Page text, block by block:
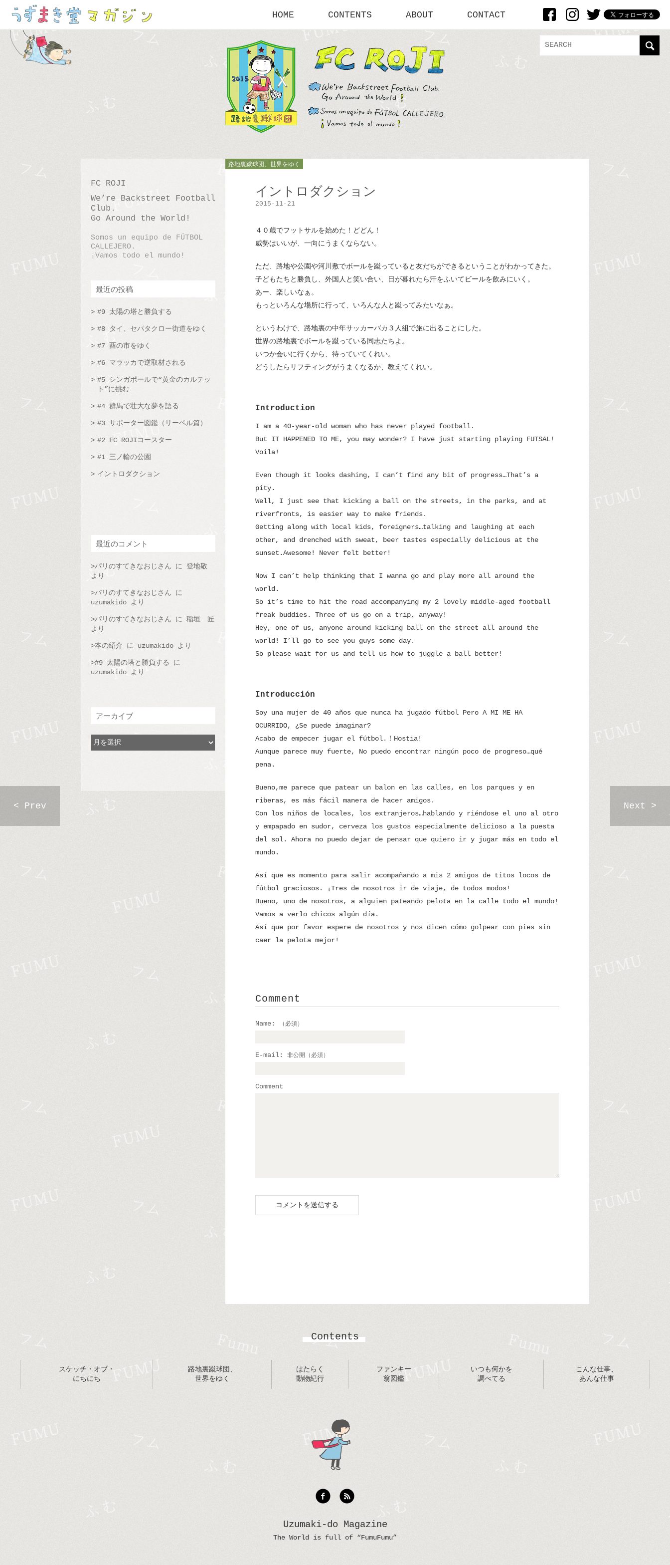
HOME CONTENTS ABOUT CONTACT
路地裏蹴球団、世界をゆく
イントロダクション
2015-11-21
４０歳でフットサルを始めた！どどん！
威勢はいいが、一向にうまくならない。
ただ、路地や公園や河川敷でボールを蹴っていると友だちができるということがわかってきた。
子どもたちと勝負し、外国人と笑い合い、日が暮れたら汗をふいてビールを飲みにいく。
あー、楽しいなぁ。
もっといろんな場所に行って、いろんな人と蹴ってみたいなぁ。
というわけで、路地裏の中年サッカーバカ３人組で旅に出ることにした。
世界の路地裏でボールを蹴っている同志たちよ。
いつか会いに行くから、待っていてくれい。
どうしたらリフティングがうまくなるか、教えてくれい。
Introduction
I am a 40-year-old woman who has never played football.
But IT HAPPENED TO ME, you may wonder? I have just starting playing FUTSAL!
Voila!
Even though it looks dashing, I can’t find any bit of progress…That’s a
pity.
Well, I just see that kicking a ball on the streets, in the parks, and at
riverfronts, is easier way to make friends.
Getting along with local kids, foreigners…talking and laughing at each
other, and drenched with sweat, beer tastes especially delicious at the
sunset.Awesome! Never felt better!
Now I can’t help thinking that I wanna go and play more all around the
world.
So it’s time to hit the road accompanying my 2 lovely middle-aged football
freak buddies. Three of us go on a trip, anyway!
Hey, one of us, anyone around kicking ball on the street all around the
world! I’ll go to see you guys some day.
So please wait for us and tell us how to juggle a ball better!
Introducción
Soy una mujer de 40 años que nunca ha jugado fútbol Pero A MI ME HA
OCURRIDO, ¿Se puede imaginar?
Acabo de empecer jugar el fútbol.！Hostia!
Aunque parece muy fuerte, No puedo encontrar ningún poco de progreso…qué
pena.
Bueno,me parece que patear un balon en las calles, en los parques y en
riberas, es más fácil manera de hacer amigos.
Con los niños de locales, los extranjeros…hablando y riéndose el uno al otro
y empapado en sudor, cerveza los gustos especialmente delicioso a la puesta
del sol. Ahora no puedo dejar de pensar que quiero ir y jugar más en todo el
mundo.
Así que es momento para salir acompañando a mis 2 amigos de titos locos de
fútbol graciosos. ¡Tres de nosotros ir de viaje, de todos modos!
Bueno, uno de nosotros, a alguien pateando pelota en la calle todo el mundo!
Vamos a verlo chicos algún día.
Así que por favor espere de nosotros y nos dicen cómo golpear con pies sin
caer la pelota mejor!
< Prev Next >
Comment
Name: （必須）
E-mail: 非公開（必須）
Comment
FC ROJI
We’re Backstreet Football
Club.
Go Around the World!
Somos un equipo de FÚTBOL
CALLEJERO.
¡Vamos todo el mundo!
最近の投稿
#9 太陽の塔と勝負する
#8 タイ、セパタクロー街道をゆく
#7 酉の市をゆく
#6 マラッカで逆取材される
#5 シンガポールで“黄金のカルテッ
ト”に挑む
#4 群馬で壮大な夢を語る
#3 サポーター図鑑（リーベル篇）
#2 FC ROJIコースター
#1 三ノ輪の公園
イントロダクション
最近のコメント
パリのすてきなおじさん に 登地敬
より
パリのすてきなおじさん に
uzumakido より
パリのすてきなおじさん に 稲垣 匠
より
本の紹介 に uzumakido より
#9 太陽の塔と勝負する
に
uzumakido より
アーカイブ
Contents
スケッチ・オブ・
にちにち
路地裏蹴球団、
世界をゆく
はたらく
動物紀行
ファンキー
翁図鑑
いつも何かを
調べてる
こんな仕事、
あんな仕事
Uzumaki-do Magazine
The World is full of “FumuFumu”